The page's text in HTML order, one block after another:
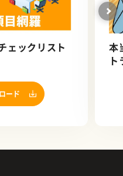
ェックリスト
ード
本